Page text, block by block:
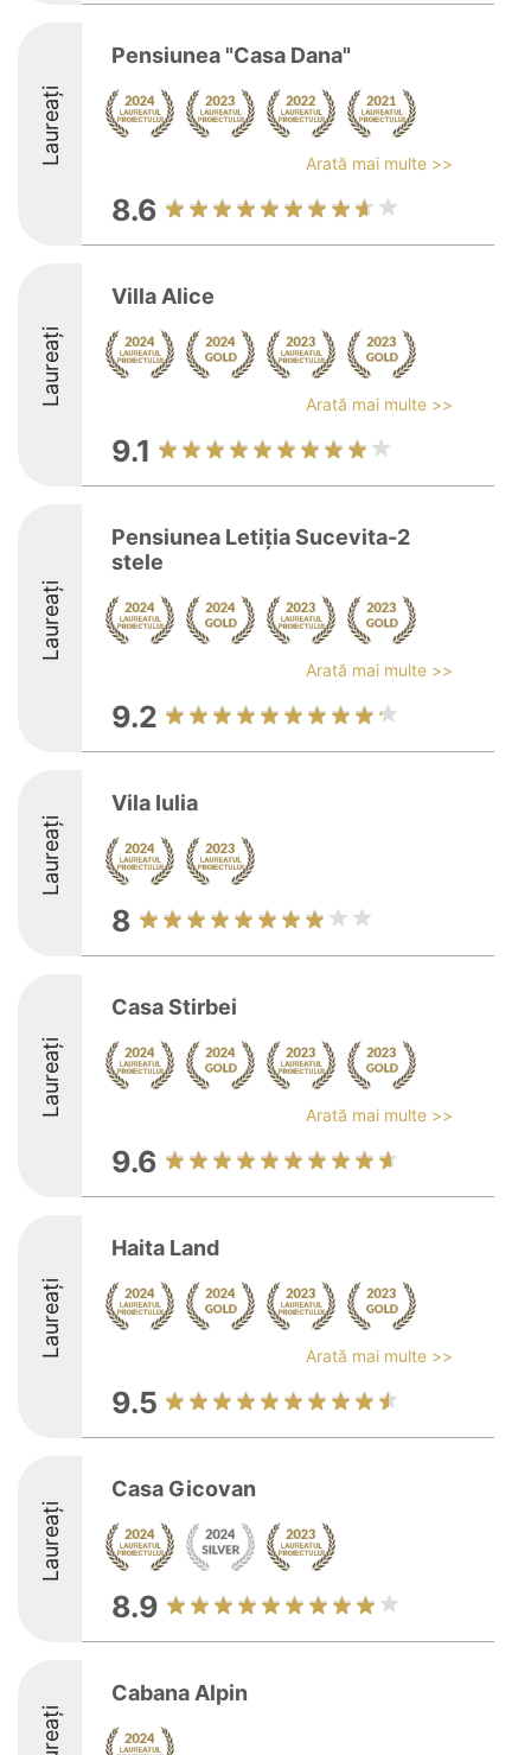
Laureați
Pensiunea "Casa Dana"
Arată mai multe >>
8.6
Laureați
Villa Alice
Arată mai multe >>
9.1
Laureați
Pensiunea Letiția Sucevita-2
stele
Arată mai multe >>
9.2
Laureați
Vila Iulia
8
Laureați
Casa Stirbei
Arată mai multe >>
9.6
Laureați
Haita Land
Arată mai multe >>
9.5
Laureați
Casa Gicovan
8.9
Cabana Alpin